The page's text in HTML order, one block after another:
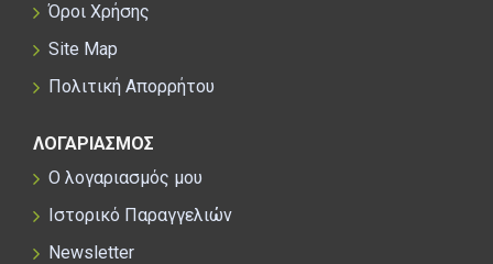
Όροι Χρήσης
Site Map
Πολιτική Απορρήτου
ΛΟΓΑΡΙΑΣΜΟΣ
Ο λογαριασμός μου
Ιστορικό Παραγγελιών
Newsletter